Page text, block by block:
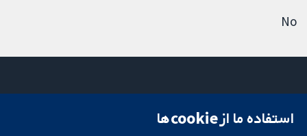
No
میدان کاوندیش
استفاده ما از cookie‌ها